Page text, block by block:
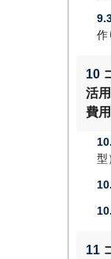
作
10
活
費用
型
11